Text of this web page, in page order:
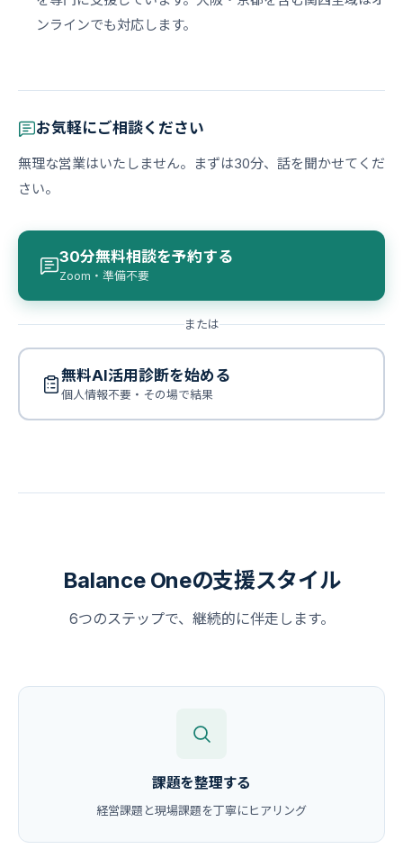
ンラインでも対応します。
お気軽にご相談ください
無理な営業はいたしません。まずは30分、話を聞かせてくだ
さい。
30分無料相談を予約する
Zoom・準備不要
または
無料AI活用診断を始める
個人情報不要・その場で結果
Balance Oneの支援スタイル
6つのステップで、継続的に伴走します。
課題を整理する
経営課題と現場課題を丁寧にヒアリング